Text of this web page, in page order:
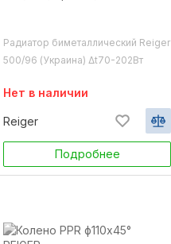
Радиатор биметаллический Reiger
500/96 (Украина) Δt70-202Вт
Нет в наличии
Reiger
Подробнее